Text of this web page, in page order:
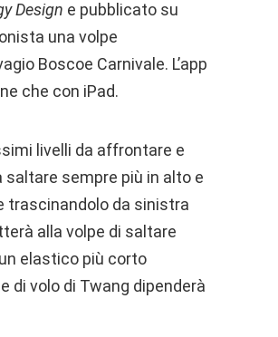
Design e pubblicato su
una volpe
Boscoe Carnivale. L’app
che con iPad.
livelli da affrontare e
sempre più in alto e
trascinandolo da sinistra
alla volpe di saltare
elastico più corto
di volo di Twang dipenderà